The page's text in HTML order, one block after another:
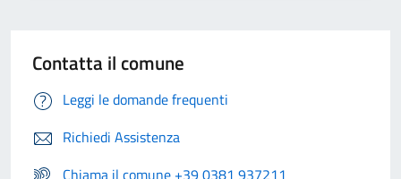
Contatta il comune
Leggi le domande frequenti
Richiedi Assistenza